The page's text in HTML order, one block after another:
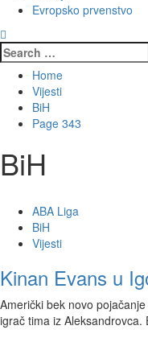
Evropsko prvenstvo
Search
for:
Home
Vijesti
BiH
Page 343
BiH
ABA Liga
BiH
Vijesti
Kinan Evans u
Američki bek novo
igrač tima iz